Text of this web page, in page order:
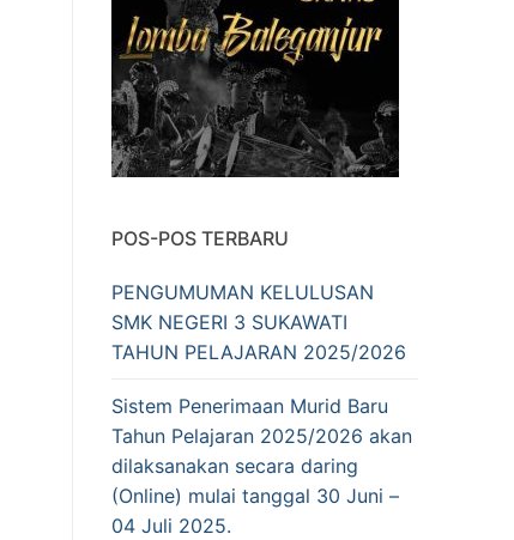
POS-POS TERBARU
PENGUMUMAN KELULUSAN
SMK NEGERI 3 SUKAWATI
TAHUN PELAJARAN 2025/2026
Sistem Penerimaan Murid Baru
Tahun Pelajaran 2025/2026 akan
dilaksanakan secara daring
(Online) mulai tanggal 30 Juni –
04 Juli 2025.